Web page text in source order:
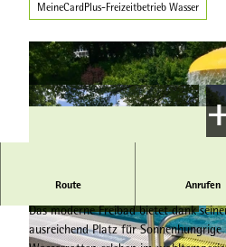
MeineCardPlus-Freizeitbetrieb Wasser
© Miro Gronau, Tourist-Information Willingen |
CC-BY-SA
©
Route Anrufen
So macht der Sommer Spaß!
Das moderne Freibad bietet dank
ausreichend Platz für Sonnenhungrige